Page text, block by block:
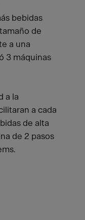
bebidas
de
a una
3 máquinas
a la
a cada
de alta
de 2 pasos